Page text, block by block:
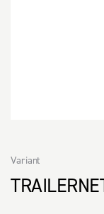
Variant